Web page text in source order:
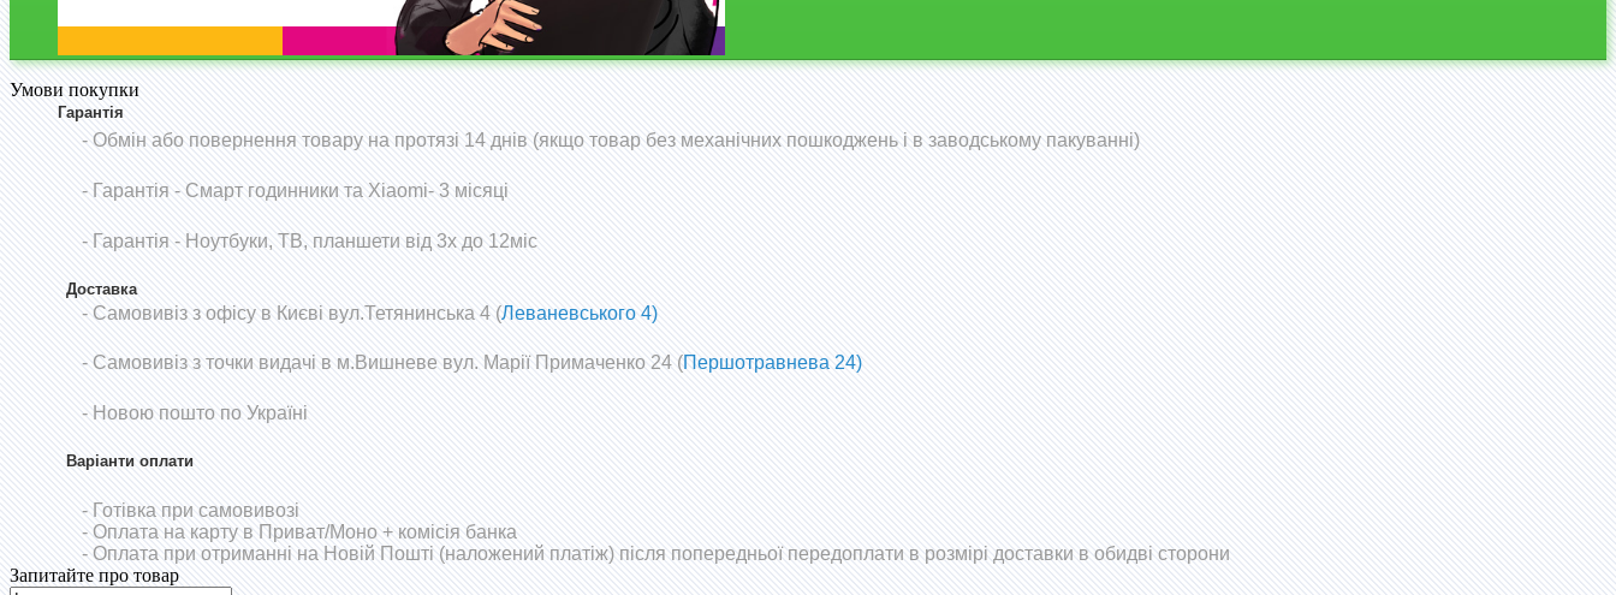
Умови покупки
Гарантія
- Обмін або повернення товару на протязі 14 днів (якщо товар без механічних пошкоджень і в заводському пакуванні)
-Гарантія - Смарт годинники та Xiaomi- 3 місяці
- Гарантія - Ноутбуки, ТВ, планшети від 3х до 12міс
Доставка
- Самовивіз з офісу в Києві вул.Тетянинська 4 (Леваневського 4)
- Самовивіз з точки видачі в м.Вишневе вул. Марії Примаченко 24 (Першотравнева 24)
- Новою пошто по Україні
Варіанти оплати
- Готівка при самовивозі
- Оплата на карту в Приват/Моно+ комісія банка
- Оплата при отриманні на Новій Пошті (наложений платіж) після попередньої передоплати в розмірі доставки в обидві сторони
Запитайте про товар